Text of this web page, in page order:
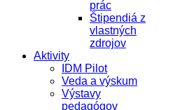
prác
Štipendiá z
vlastných
zdrojov
Aktivity
IDM Pilot
Veda a výskum
Výstavy
pedagógov